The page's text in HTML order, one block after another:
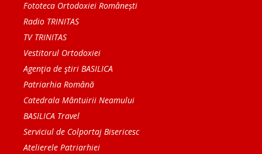
Fototeca Ortodoxiei Românești
Radio TRINITAS
TV TRINITAS
Vestitorul Ortodoxiei
Agenţia de ştiri BASILICA
Patriarhia Română
Catedrala Mântuirii Neamului
BASILICA Travel
Serviciul de Colportaj Bisericesc
Atelierele Patriarhiei